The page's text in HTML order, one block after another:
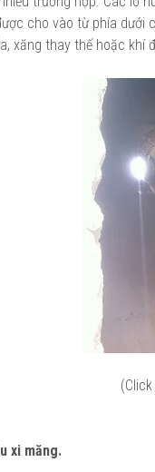
cho vào từ phía
xăng thay thế hoặc khí
xi măng.